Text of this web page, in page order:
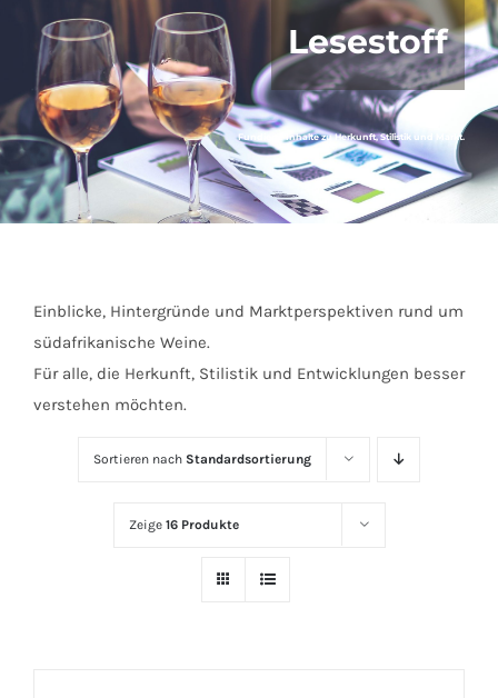
Lesestoff
Fundierte Inhalte zu Herkunft, Stilistik und Markt.
Einblicke, Hintergründe und Marktperspektiven rund um
südafrikanische Weine.
Für alle, die Herkunft, Stilistik und Entwicklungen besser
verstehen möchten.
Sortieren nach Standardsortierung
Zeige 16 Produkte